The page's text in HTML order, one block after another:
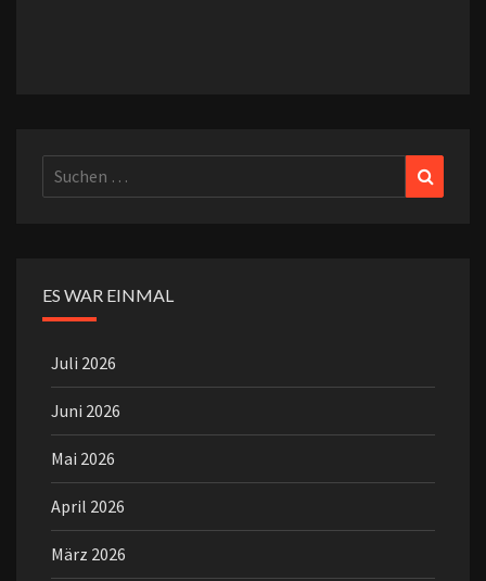
Suchen
nach:
ES WAR EINMAL
Juli 2026
Juni 2026
Mai 2026
April 2026
März 2026